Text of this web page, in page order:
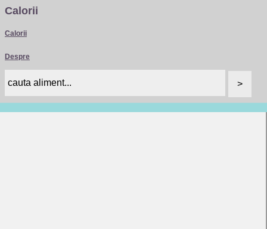
Calorii
Calorii
Despre